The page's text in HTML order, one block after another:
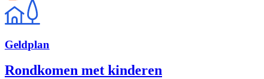
Geldplan
Rondkomen met kinderen